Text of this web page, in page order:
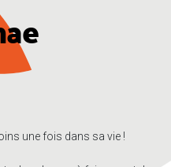
une fois dans sa vie !